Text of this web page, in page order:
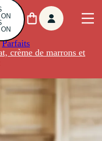
Parfaits
crème de marrons et